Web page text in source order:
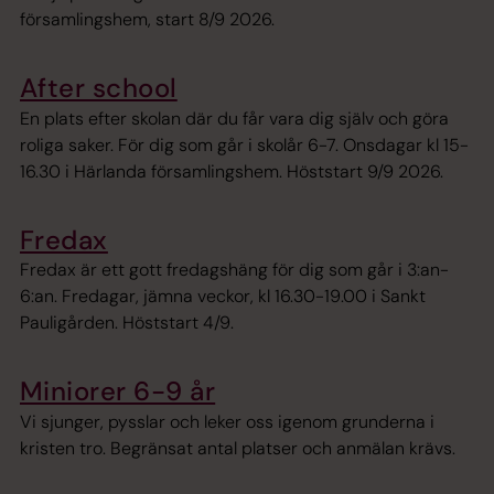
församlingshem, start 8/9 2026.
After school
En plats efter skolan där du får vara dig själv och göra
roliga saker. För dig som går i skolår 6-7. Onsdagar kl 15-
16.30 i Härlanda församlingshem. Höststart 9/9 2026.
Fredax
Fredax är ett gott fredagshäng för dig som går i 3:an-
6:an. Fredagar, jämna veckor, kl 16.30-19.00 i Sankt
Pauligården. Höststart 4/9.
Miniorer 6-9 år
Vi sjunger, pysslar och leker oss igenom grunderna i
kristen tro. Begränsat antal platser och anmälan krävs.